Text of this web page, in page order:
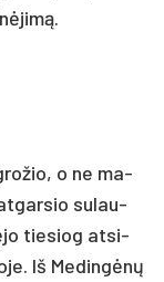
o ne ma­
su­lau­
tie­siog at­si­
Iš Me­dingėnų